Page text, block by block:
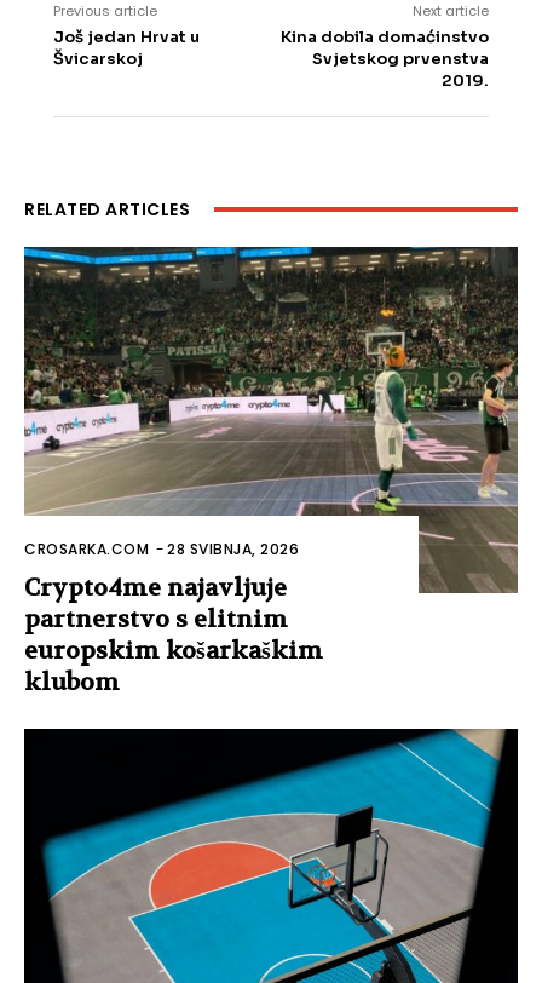
Previous article
Još jedan Hrvat u
Švicarskoj
Next article
Kina dobila domaćinstvo
Svjetskog prvenstva
2019.
RELATED ARTICLES
CROSARKA.COM -28 SVIBNJA, 2026
Crypto4me najavljuje
partnerstvo s elitnim
europskim košarkaškim
klubom